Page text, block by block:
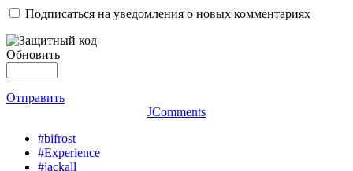
Подписаться на уведомления о новых комментариях
Обновить
Отправить
JComments
#bifrost
#Experience
#jackall